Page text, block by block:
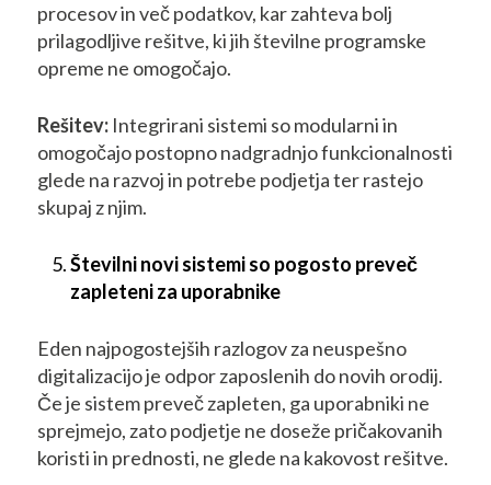
procesov in več podatkov, kar zahteva bolj
prilagodljive rešitve, ki jih številne programske
opreme ne omogočajo.
Rešitev: Integrirani sistemi so modularni in
omogočajo postopno nadgradnjo funkcionalnosti
glede na razvoj in potrebe podjetja ter rastejo
skupaj z njim.
Številni novi sistemi so pogosto preveč
zapleteni za uporabnike
Eden najpogostejših razlogov za neuspešno
digitalizacijo je odpor zaposlenih do novih orodij.
Če je sistem preveč zapleten, ga uporabniki ne
sprejmejo, zato podjetje ne doseže pričakovanih
koristi in prednosti, ne glede na kakovost rešitve.